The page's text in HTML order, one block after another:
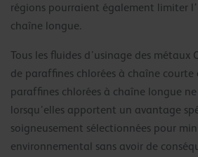
régions pourraient également limiter
chaîne longue.
Tous les fluides d’usinage des métaux
de paraffines chlorées à chaîne courte
paraffines chlorées à chaîne longue
lorsqu’elles apportent un avantage
soigneusement sélectionnées pour
environnemental sans avoir de